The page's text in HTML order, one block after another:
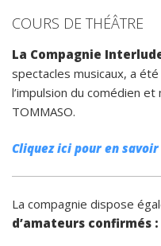
COURS DE THÉÂTRE
La Compagnie
spectacles musicaux, a
l’impulsion du comédien
TOMMASO.
Cliquez ici pour en
La compagnie dispose
d’amateurs confirmés :